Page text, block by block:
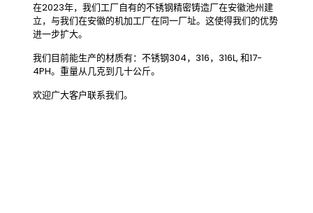
在2023年，我们工厂自有的不锈钢精密铸造厂在安徽池州建
立，与我们在安徽的机加工厂在同一厂址。这使得我们的优势
进一步扩大。
我们目前能生产的材质有：不锈钢304，316，316L, 和17-
4PH。重量从几克到几十公斤。
欢迎广大客户联系我们。